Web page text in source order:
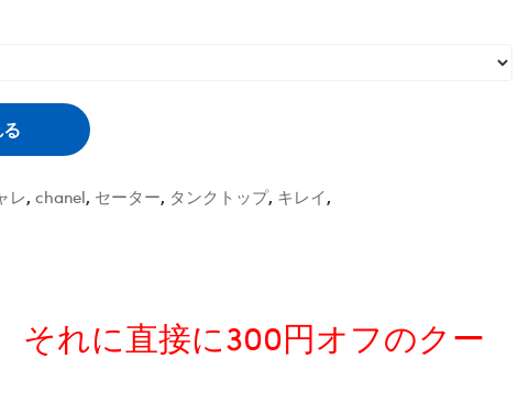
レ, chanel, セーター, タンクトップ, キレイ,
それに直接に300円オフのクー